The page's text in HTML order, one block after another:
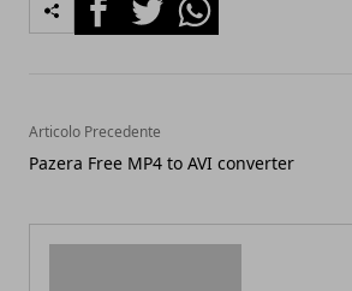
Articolo Precedente
Pazera Free MP4 to AVI converter